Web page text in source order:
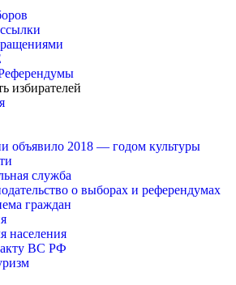
избирателей
объявило 2018 — годом культуры
служба
о выборах и референдумах
граждан
населения
ВС РФ